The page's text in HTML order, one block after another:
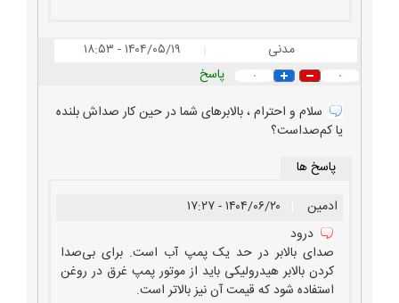
مدنی | ۱۴۰۴/۰۵/۱۹ - ۱۸:۵۳
۰ ۰
پاسخ
سلام و احترام ، بالابرهای شما در حین کار صداش بلنده
یا کم‌صداست؟
پاسخ ها
ادمین
۱۴۰۴/۰۶/۲۰ - ۱۷:۲۷
درود
صدای بالابر در حد یک پمپ آب است. برای بی‌صدا
کردن بالابر هیدرولیکی باید از موتور پمپ غرق در روغن
استفاده شود که قیمت آن نیز بالاتر است.